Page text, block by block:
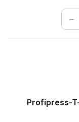
Profipress-